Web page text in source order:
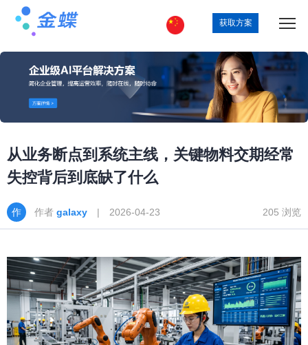
获取方案
从业务断点到系统主线，关键物料交期经常
失控背后到底缺了什么
作者 galaxy | 2026-04-23 205 浏览